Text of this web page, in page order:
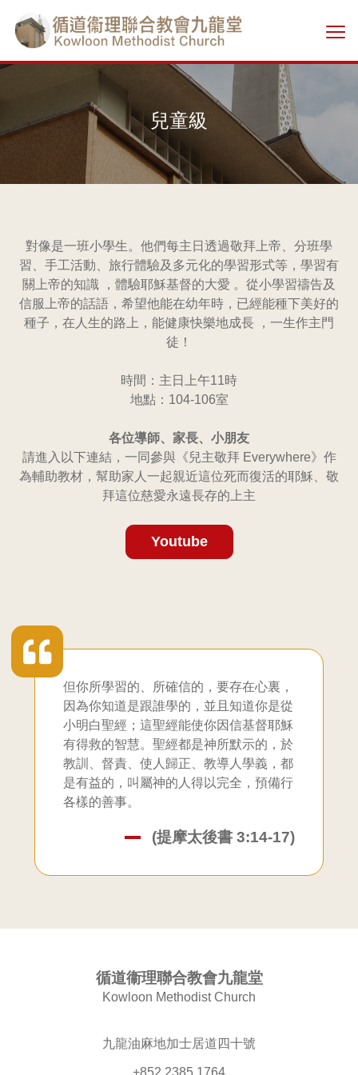
main
content
切
換
香
港
督
教
道
衞
教
堂
兒童級
對像是一班小學生。他們每主日透過敬拜上帝、分班學
習、手工活動、旅行體驗及多元化的學習形式等，學習有
關上帝的知識 ，體驗耶穌基督的大愛 。從小學習禱告及
信服上帝的話語，希望他能在幼年時，已經能種下美好的
種子，在人生的路上，能健康快樂地成長 ，一生作主門
徒！
時間：主日上午11時
地點：104-106室
各位導師、家長、小朋友
請進入以下連結，一同參與《兒主敬拜 Everywhere》作
為輔助教材，幫助家人一起親近這位死而復活的耶穌、敬
拜這位慈愛永遠長存的上主
Youtube
但你所學習的、所確信的，要存在心裏，
因為你知道是跟誰學的，並且知道你是從
小明白聖經；這聖經能使你因信基督耶穌
有得救的智慧。聖經都是神所默示的，於
教訓、督責、使人歸正、教導人學義，都
是有益的，叫屬神的人得以完全，預備行
各樣的善事。
(提摩太後書 3:14-17)
循道衞理聯合教會九龍堂
Kowloon Methodist Church
九龍油麻地加士居道四十號
+852 2385 1764